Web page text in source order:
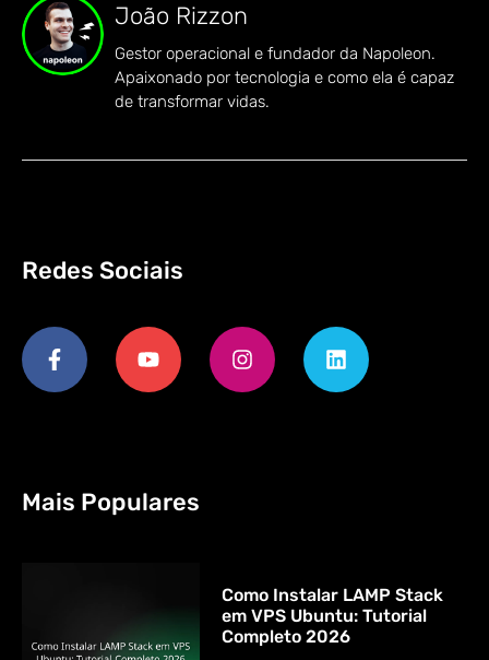
João Rizzon
Gestor operacional e fundador da Napoleon.
Apaixonado por tecnologia e como ela é capaz
de transformar vidas.
Redes Sociais
Mais Populares
Como Instalar LAMP Stack
em VPS Ubuntu: Tutorial
Completo 2026